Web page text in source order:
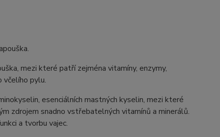
mezi které patří zejména vitamíny, enzymy,
včelího pylu.
esenciálních mastných kyselin, mezi které
zdrojem snadno vstřebatelných vitamínů a minerálů.
a tvorbu vajec.